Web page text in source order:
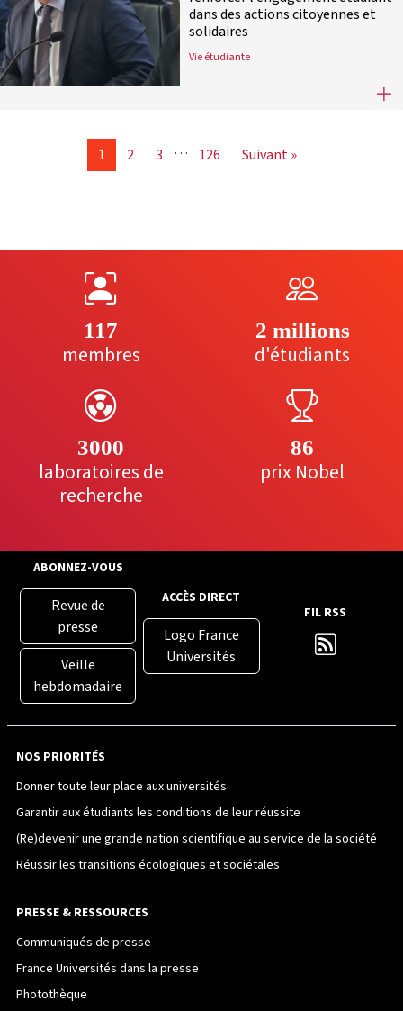
dans des actions citoyennes et
solidaires
Vie étudiante
France Universités et l’AFEV
1 2 3 … 126 Suivant »
117
membres
2 millions
d'étudiants
3000
laboratoires de
recherche
86
prix Nobel
ABONNEZ-VOUS
Revue de
presse
Veille
hebdomadaire
ACCÈS DIRECT
Logo France
Universités
FIL RSS
NOS PRIORITÉS
Donner toute leur place aux universités
Garantir aux étudiants les conditions de leur réussite
(Re)devenir une grande nation scientifique au service de la société
Réussir les transitions écologiques et sociétales
PRESSE & RESSOURCES
Communiqués de presse
France Universités dans la presse
Photothèque